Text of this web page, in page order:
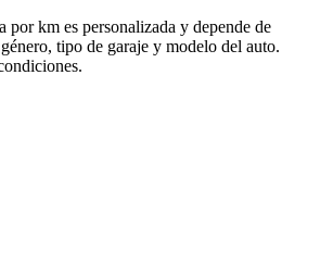
por km es personalizada y depende de
tipo de garaje y modelo del auto.